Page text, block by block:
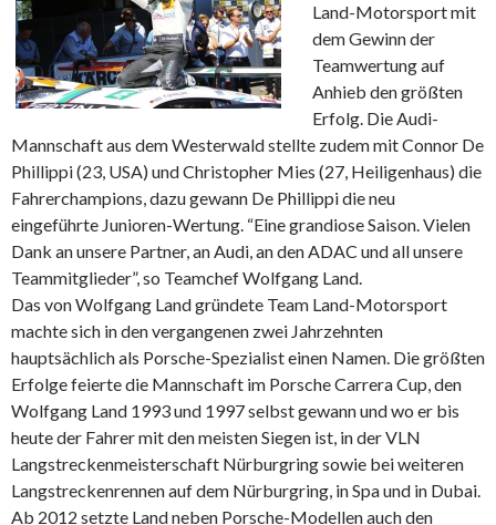
Land-Motorsport mit
dem Gewinn der
Teamwertung auf
Anhieb den größten
Erfolg. Die Audi-
Mannschaft aus dem Westerwald stellte zudem mit Connor De
Phillippi (23, USA) und Christopher Mies (27, Heiligenhaus) die
Fahrerchampions, dazu gewann De Phillippi die neu
eingeführte Junioren-Wertung. “Eine grandiose Saison. Vielen
Dank an unsere Partner, an Audi, an den ADAC und all unsere
Teammitglieder”, so Teamchef Wolfgang Land.
Das von Wolfgang Land gründete Team Land-Motorsport
machte sich in den vergangenen zwei Jahrzehnten
hauptsächlich als Porsche-Spezialist einen Namen. Die größten
Erfolge feierte die Mannschaft im Porsche Carrera Cup, den
Wolfgang Land 1993 und 1997 selbst gewann und wo er bis
heute der Fahrer mit den meisten Siegen ist, in der VLN
Langstreckenmeisterschaft Nürburgring sowie bei weiteren
Langstreckenrennen auf dem Nürburgring, in Spa und in Dubai.
Ab 2012 setzte Land neben Porsche-Modellen auch den